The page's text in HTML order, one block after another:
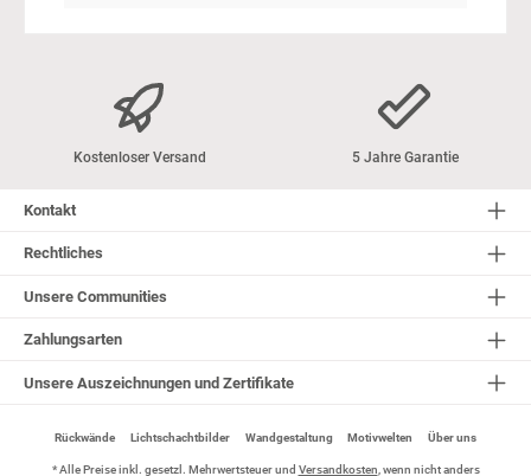
Kostenloser Versand 5 Jahre Garantie
Kontakt
Rechtliches
Zahlungsarten
Unsere Auszeichnungen und Zertifikate
Unsere Communities
Rückwände Lichtschachtbilder Wandgestaltung Motivwelten Über uns
* Alle Preise inkl. gesetzl. Mehrwertsteuer und Versandkosten, wenn nicht anders